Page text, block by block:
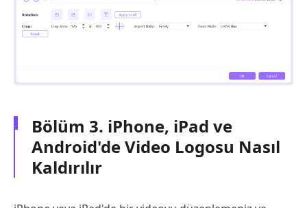
Bölüm 3. iPhone, iPad ve
Android'de Video Logosu Nasıl
Kaldırılır